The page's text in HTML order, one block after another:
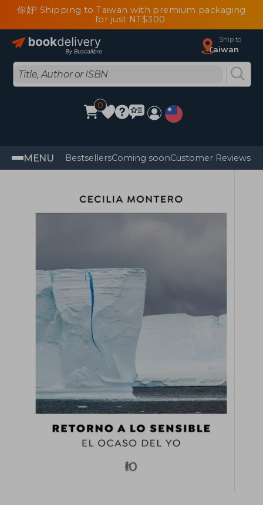
你好! Shipping to Taiwan with premium packaging
for just NT$300
Ship to
Taiwan
0
MENU BestsellersComing soonCustomer Reviews